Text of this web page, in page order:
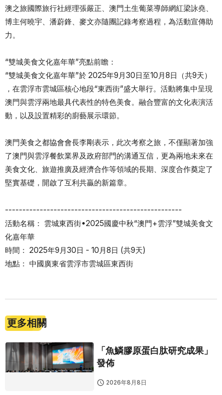
澳之旅國際旅行社經理張嚴正、澳門土生葡菜導師網紅梁詠堯、
博主何曉宇、潘蔚鋒、麥文亦隨團記錄考察過程，為活動宣傳助
力。
“雙城美食文化嘉年華”亮點前瞻：
“雙城美食文化嘉年華”於 2025年9月30日至10月8日（共9天）
，在雲浮市雲城區核心地段“東西街”盛大舉行。活動將集中呈現
澳門與雲浮兩地最具代表性的特色美食。融合豐富的文化表演活
動，以及設置精彩的廚藝展示環節。
澳門美食之都協會會長李剛表示，此次考察之旅，不僅顯著加強
了澳門與雲浮餐飲業界及政府部門的溝通互信，更為兩地未來在
美食文化、旅遊推廣及經濟合作等領域的長期、深度合作奠定了
堅實基礎，開啟了互利共贏的新篇章。
---------------------------------------------------
活動名稱： 雲城東西街•2025國慶中秋“澳門+雲浮”雙城美食文
化嘉年華
時間： 2025年9月30日 - 10月8日 (共9天)
地點： 中國廣東省雲浮市雲城區東西街
更多相關
「魚鱗膠原蛋白肽研究成果」
發佈
2026年8月8日